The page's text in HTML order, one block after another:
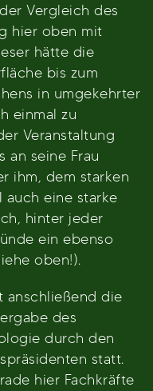
Vergleich des
hier oben mit
hätte die
bis zum
in umgekehrter
einmal zu
Veranstaltung
an seine Frau
ihm, dem starken
auch eine starke
hinter jeder
ein ebenso
oben!).
anschließend die
des
durch den
statt.
hier Fachkräfte